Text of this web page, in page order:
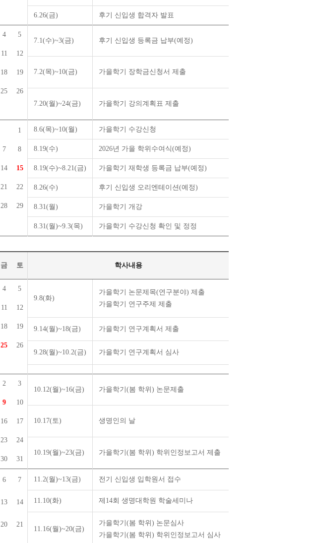
6.26(금) 후기 신입생 합격자 발표
4 5
11 12
18 19
25 26
7.1(수)~3(금) 후기 신입생 등록금 납부(예정)
7.2(목)~10(금) 가을학기 장학금신청서 제출
7.20(월)~24(금) 가을학기 강의계획표 제출
1
7 8
14 15
21 22
28 29
8.6(목)~10(월) 가을학기 수강신청
8.19(수) 2026년 가을 학위수여식(예정)
8.19(수)~8.21(금) 가을학기 재학생 등록금 납부(예정)
8.26(수) 후기 신입생 오리엔테이션(예정)
8.31(월) 가을학기 개강
8.31(월)~9.3(목) 가을학기 수강신청 확인 및 정정
금 토 학사내용
4 5
11 12
18 19
25 26
9.8(화)
가을학기 논문제목(연구분야) 제출
가을학기 연구주제 제출
9.14(월)~18(금) 가을학기 연구계획서 제출
9.28(월)~10.2(금) 가을학기 연구계획서 심사
2 3
9 10
16 17
23 24
30 31
10.12(월)~16(금) 가을학기(봄 학위) 논문제출
10.17(토) 생명인의 날
10.19(월)~23(금) 가을학기(봄 학위) 학위인정보고서 제출
6 7
13 14
20 21
11.2(월)~13(금) 전기 신입생 입학원서 접수
11.10(화) 제14회 생명대학원 학술세미나
11.16(월)~20(금)
가을학기(봄 학위) 논문심사
가을학기(봄 학위) 학위인정보고서 심사